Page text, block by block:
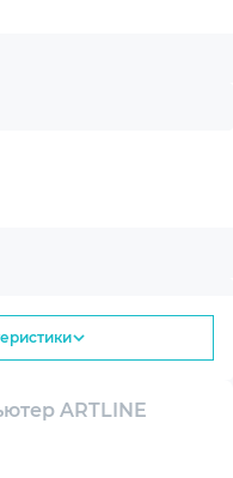
с AI
детализацию.
ARTLINE